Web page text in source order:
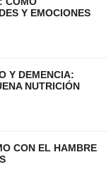
Y EMOCIONES
Y DEMENCIA:
NUTRICIÓN
CON EL HAMBRE